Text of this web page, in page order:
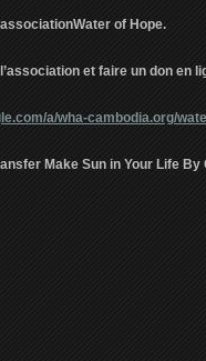
of Hope.
et faire un don en
a/wha-cambodia.org/
Make Sun in Your Life By